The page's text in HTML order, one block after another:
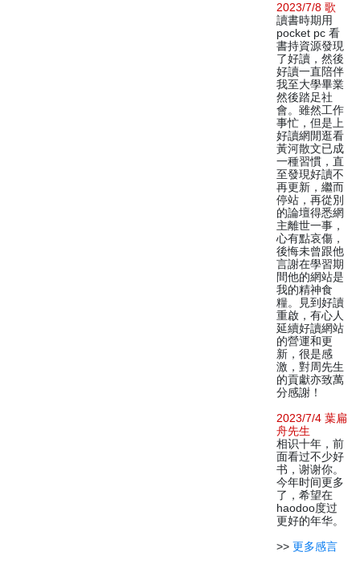
2023/7/8 歌
讀書時期用
pocket pc 看
書持資源發現
了好讀，然後
好讀一直陪伴
我至大學畢業
然後踏足社
會。雖然工作
事忙，但是上
好讀網閒逛看
黃河散文已成
一種習慣，直
至發現好讀不
再更新，繼而
停站，再從別
的論壇得悉網
主離世一事，
心有點哀傷，
後悔未曾跟他
言謝在學習期
間他的網站是
我的精神食
糧。見到好讀
重啟，有心人
延續好讀網站
的營運和更
新，很是感
激，對周先生
的貢獻亦致萬
分感謝！
2023/7/4 葉扁
舟先生
相识十年，前
面看过不少好
书，谢谢你。
今年时间更多
了，希望在
haodoo度过
更好的年华。
>> 更多感言